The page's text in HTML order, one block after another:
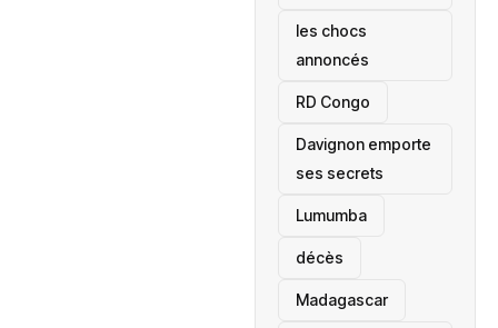
les chocs
annoncés
‎RD Congo
Davignon emporte
ses secrets
Lumumba
décès
‎Madagascar